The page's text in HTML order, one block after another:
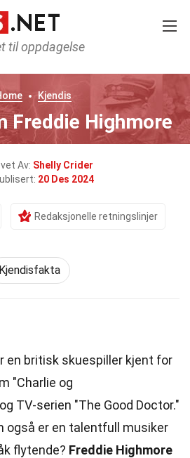
til oppdagelse
Kjendis
Freddie Highmore
Av: Shelly Crider
20 Des 2024
Redaksjonelle retningslinjer
Kjendisfakta
en britisk skuespiller kjent for
"Charlie og
TV-serien "The Good Doctor."
også er en talentfull musiker
flytende? Freddie Highmore